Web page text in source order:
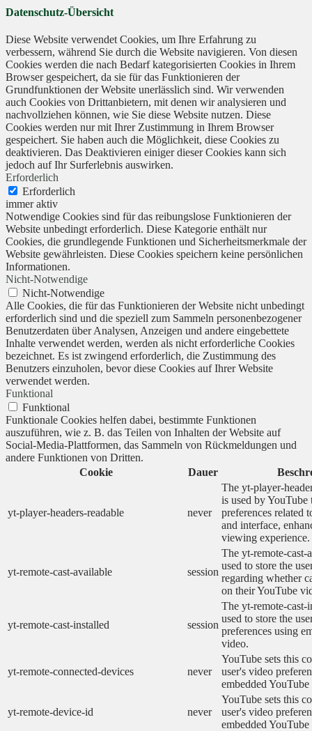
Datenschutz-Übersicht
Diese Website verwendet Cookies, um Ihre Erfahrung zu
verbessern, während Sie durch die Website navigieren. Von diesen
Cookies werden die nach Bedarf kategorisierten Cookies in Ihrem
Browser gespeichert, da sie für das Funktionieren der
Grundfunktionen der Website unerlässlich sind. Wir verwenden
auch Cookies von Drittanbietern, mit denen wir analysieren und
nachvollziehen können, wie Sie diese Website nutzen. Diese
Cookies werden nur mit Ihrer Zustimmung in Ihrem Browser
gespeichert. Sie haben auch die Möglichkeit, diese Cookies zu
deaktivieren. Das Deaktivieren einiger dieser Cookies kann sich
jedoch auf Ihr Surferlebnis auswirken.
Erforderlich
Erforderlich
immer aktiv
Notwendige Cookies sind für das reibungslose Funktionieren der
Website unbedingt erforderlich. Diese Kategorie enthält nur
Cookies, die grundlegende Funktionen und Sicherheitsmerkmale der
Website gewährleisten. Diese Cookies speichern keine persönlichen
Informationen.
Nicht-Notwendige
Nicht-Notwendige
Alle Cookies, die für das Funktionieren der Website nicht unbedingt
erforderlich sind und die speziell zum Sammeln personenbezogener
Benutzerdaten über Analysen, Anzeigen und andere eingebettete
Inhalte verwendet werden, werden als nicht erforderliche Cookies
bezeichnet. Es ist zwingend erforderlich, die Zustimmung des
Benutzers einzuholen, bevor diese Cookies auf Ihrer Website
verwendet werden.
Funktional
Funktional
Funktionale Cookies helfen dabei, bestimmte Funktionen
auszuführen, wie z. B. das Teilen von Inhalten der Website auf
Social-Media-Plattformen, das Sammeln von Rückmeldungen und
andere Funktionen von Dritten.
Cookie
Dauer
yt-player-headers-readable never
The yt-player-
is used by YouTube
preferences related
and interface,
viewing experience.
yt-remote-cast-available session
The yt-remote-cast-
used to store the
regarding whether
on their YouTube
yt-remote-cast-installed session
The yt-remote-cast-
used to store the
preferences using
video.
yt-remote-connected-devices never
YouTube sets this
user's video
embedded
yt-remote-device-id never
YouTube sets this
user's video
embedded